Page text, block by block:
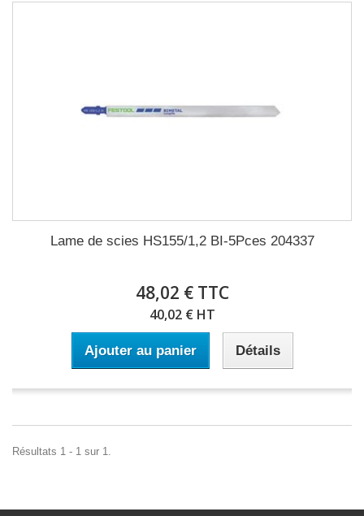
Lame de scies HS155/1,2 BI-5Pces 204337
48,02 € TTC
40,02 € HT
Ajouter au panier Détails
Résultats 1 - 1 sur 1.